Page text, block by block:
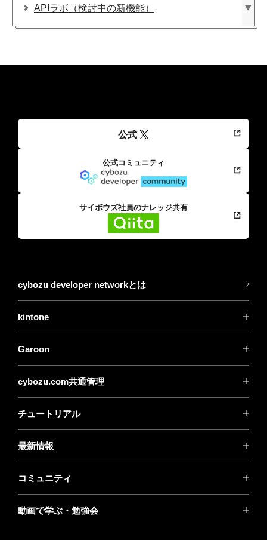
APIラボ​（検討中の​新機能）
公式
公式コミュニティ
サイボウズ社員のナレッジ共有
cybozu developer networkとは
kintone
Garoon
cybozu.com共通管理
チュートリアル
最新情報
コミュニティ
動画で学ぶ・勉強会